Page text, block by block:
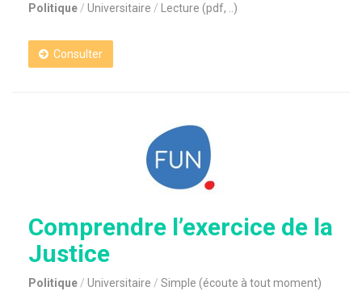
Politique Universitaire Lecture (pdf, ..)
Consulter
Comprendre l’exercice de la
Justice
Politique Universitaire Simple (écoute à tout moment)